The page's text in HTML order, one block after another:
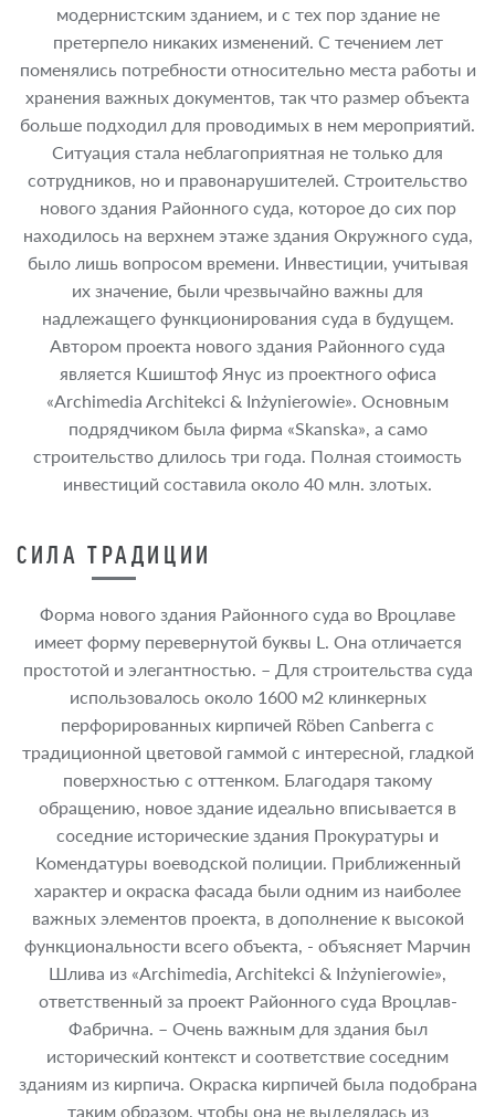
модернистским зданием, и с тех пор здание не
претерпело никаких изменений. С течением лет
поменялись потребности относительно места работы и
хранения важных документов, так что размер объекта
больше подходил для проводимых в нем мероприятий.
Ситуация стала неблагоприятная не только для
сотрудников, но и правонарушителей. Строительство
нового здания Районного суда, которое до сих пор
находилось на верхнем этаже здания Окружного суда,
было лишь вопросом времени. Инвестиции, учитывая
их значение, были чрезвычайно важны для
надлежащего функционирования суда в будущем.
Автором проекта нового здания Районного суда
является Кшиштоф Янус из проектного офиса
«Archimedia Architekci & Inżynierowie». Основным
подрядчиком была фирма «Skanska», а само
строительство длилось три года. Полная стоимость
инвестиций составила около 40 млн. злотых.
СИЛА ТРАДИЦИИ
Форма нового здания Районного суда во Вроцлаве
имеет форму перевернутой буквы L. Она отличается
простотой и элегантностью. – Для строительства суда
использовалось около 1600 м2 клинкерных
перфорированных кирпичей Röben Canberra с
традиционной цветовой гаммой с интересной, гладкой
поверхностью с оттенком. Благодаря такому
обращению, новое здание идеально вписывается в
соседние исторические здания Прокуратуры и
Комендатуры воеводской полиции. Приближенный
характер и окраска фасада были одним из наиболее
важных элементов проекта, в дополнение к высокой
функциональности всего объекта, - объясняет Марчин
Шлива из «Archimedia, Architekci & Inżynierowie»,
ответственный за проект Районного суда Вроцлав-
Фабрична. – Очень важным для здания был
исторический контекст и соответствие соседним
зданиям из кирпича. Окраска кирпичей была подобрана
таким образом, чтобы она не выделялась из